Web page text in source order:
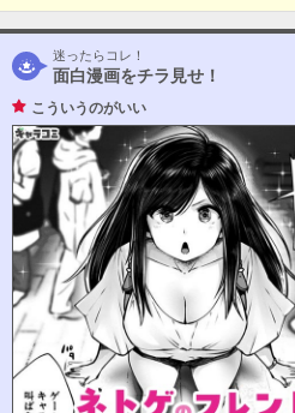
迷ったらコレ！
面白漫画をチラ見せ！
こういうのがいい